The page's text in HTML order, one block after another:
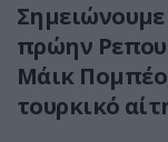
πρώην
Μάικ
τουρκικό